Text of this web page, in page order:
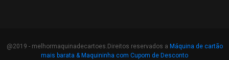
@2019 - melhormaquinadecartoes.Direitos reservados a Máquina de cartão
mais barata & Maquininha com Cupom de Desconto